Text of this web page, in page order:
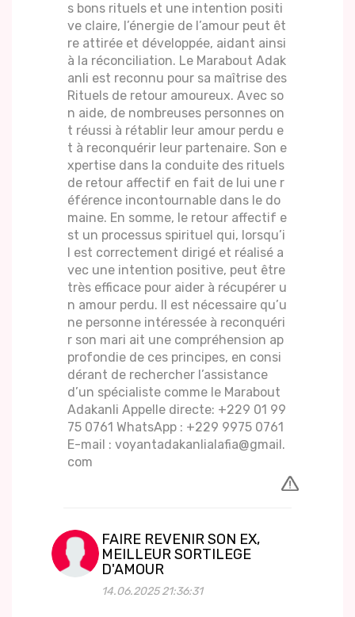
s bons rituels et une intention positi
ve claire, l’énergie de l’amour peut êt
re attirée et développée, aidant ainsi
à la réconciliation. Le Marabout Adak
anli est reconnu pour sa maîtrise des
Rituels de retour amoureux. Avec so
n aide, de nombreuses personnes on
t réussi à rétablir leur amour perdu e
t à reconquérir leur partenaire. Son e
xpertise dans la conduite des rituels
de retour affectif en fait de lui une r
éférence incontournable dans le do
maine. En somme, le retour affectif e
st un processus spirituel qui, lorsqu’i
l est correctement dirigé et réalisé a
vec une intention positive, peut être
très efficace pour aider à récupérer u
n amour perdu. Il est nécessaire qu’u
ne personne intéressée à reconquéri
r son mari ait une compréhension ap
profondie de ces principes, en consi
dérant de rechercher l’assistance
d’un spécialiste comme le Marabout
Adakanli Appelle directe: +229 01 99
75 0761 WhatsApp : +229 9975 0761
E-mail : voyantadakanlialafia@gmail.
com
FAIRE REVENIR SON EX,
MEILLEUR SORTILEGE
D'AMOUR
14.06.2025 21:36:31